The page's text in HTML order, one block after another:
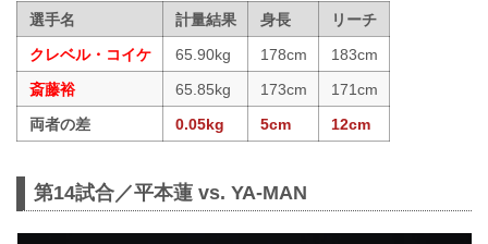
選手名 計量結果 身長
リーチ
クレベル・コイケ
65.90kg 178cm
183cm
斎藤裕
65.85kg 173cm
171cm
両者の差
0.05kg 5cm 12cm
第14試合／平本蓮 vs. YA-MAN